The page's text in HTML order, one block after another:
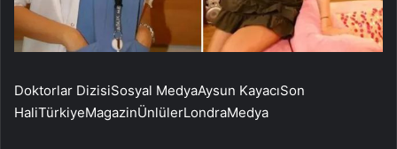
Doktorlar DizisiSosyal MedyaAysun KayacıSon
HaliTürkiyeMagazinÜnlülerLondraMedya